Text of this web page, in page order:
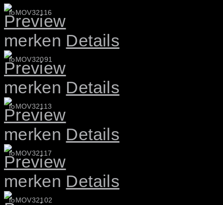
foMOV32116
merken Details
foMOV32091
merken Details
foMOV32113
merken Details
foMOV32117
merken Details
foMOV32102